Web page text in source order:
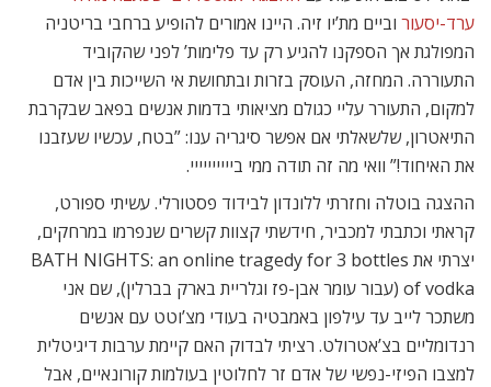
ערד-יסעור וביים מת’יו זיה. היינו אמורים להופיע ברחבי בריטניה
המפולגת אך הספקנו להגיע רק עד פלימות’ לפני שהקוביד
התעוררה. המחזה, העוסק בזרות ובתחושת אי השייכות בין אדם
למקום, התעורר עליי כגולם מציאותי בדמות אנשים בפאב שבקרבת
התיאטרון, שלשאלתי אם אפשר סיגריה ענו: ”בטח, עכשיו שעזבנו
את האיחוד!” וואי מה זה תודה ממי ביייייייייי.
ההצגה בוטלה וחזרתי ללונדון לבידוד פסטורלי. עשיתי ספורט,
קראתי וכתבתי למכביר, חידשתי קצוות קשרים שנפרמו במרחקים,
יצרתי את BATH NIGHTS: an online tragedy for 3 bottles
of vodka (עבור עומר אבן-פז וגלריית בארק בברלין), שם אני
משתכר לייב עד עילפון באמבטיה בעודי מצ’וטט עם אנשים
רנדומליים בצ’אטרולט. רציתי לבדוק האם קיימת ערבות דיגיטלית
למצבו הפיזי-נפשי של אדם זר לחלוטין בעולמות קורונאיים, אבל